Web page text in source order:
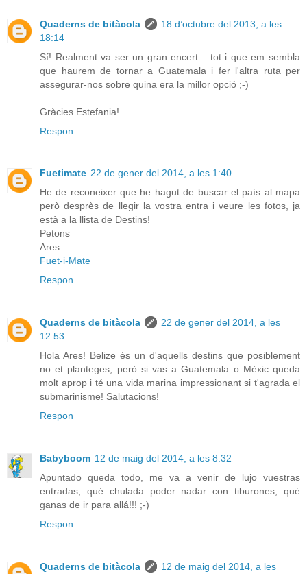
Quaderns de bitàcola
18 d’octubre del 2013, a les
18:14
Sí! Realment va ser un gran encert... tot i que em sembla
que haurem de tornar a Guatemala i fer l'altra ruta per
assegurar-nos sobre quina era la millor opció ;-)
Gràcies Estefania!
Respon
Fuetimate 22 de gener del 2014, a les 1:40
He de reconeixer que he hagut de buscar el país al mapa
però desprès de llegir la vostra entra i veure les fotos, ja
està a la llista de Destins!
Petons
Ares
Fuet-i-Mate
Respon
Quaderns de bitàcola
22 de gener del 2014, a les
12:53
Hola Ares! Belize és un d'aquells destins que posiblement
no et planteges, però si vas a Guatemala o Mèxic queda
molt aprop i té una vida marina impressionant si t'agrada el
submarinisme! Salutacions!
Respon
Babyboom 12 de maig del 2014, a les 8:32
Apuntado queda todo, me va a venir de lujo vuestras
entradas, qué chulada poder nadar con tiburones, qué
ganas de ir para allá!!! ;-)
Respon
Quaderns de bitàcola
12 de maig del 2014, a les